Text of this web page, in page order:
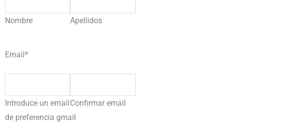
Nombre Apellidos
Email *
Introduce un email Confirmar email
de preferencia gmail